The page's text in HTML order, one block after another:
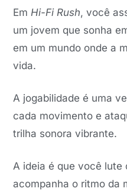
EmHi-Fi Rush, você
um jovem que sonha
em um mundo onde a
vida.
A jogabilidade é uma
cada movimento e
trilha sonora vibrante.
A ideia é que você lute
acompanha o ritmo da